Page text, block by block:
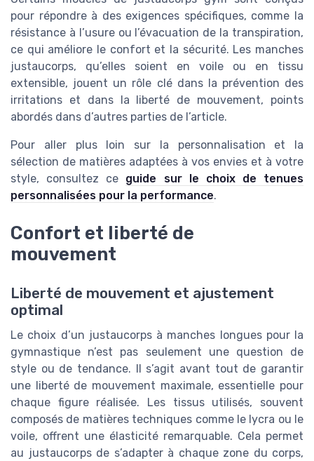
pour répondre à des exigences spécifiques, comme la
résistance à l’usure ou l’évacuation de la transpiration,
ce qui améliore le confort et la sécurité. Les manches
justaucorps, qu’elles soient en voile ou en tissu
extensible, jouent un rôle clé dans la prévention des
irritations et dans la liberté de mouvement, points
abordés dans d’autres parties de l’article.
Pour aller plus loin sur la personnalisation et la
sélection de matières adaptées à vos envies et à votre
style, consultez ce guide sur le choix de tenues
personnalisées pour la performance.
Confort et liberté de
mouvement
Liberté de mouvement et ajustement
optimal
Le choix d’un justaucorps à manches longues pour la
gymnastique n’est pas seulement une question de
style ou de tendance. Il s’agit avant tout de garantir
une liberté de mouvement maximale, essentielle pour
chaque figure réalisée. Les tissus utilisés, souvent
composés de matières techniques comme le lycra ou le
voile, offrent une élasticité remarquable. Cela permet
au justaucorps de s’adapter à chaque zone du corps,